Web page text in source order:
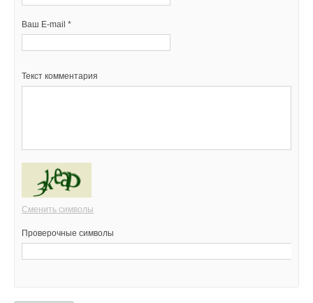
Ваш E-mail *
Текст комментария
Сменить символы
Проверочные символы